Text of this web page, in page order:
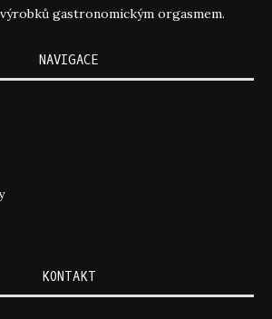
gastronomickým orgasmem.
NAVIGACE
KONTAKT